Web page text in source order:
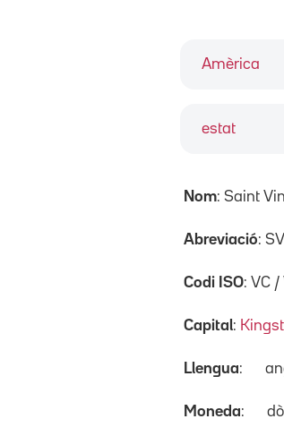
Amèrica
estat
Nom: Saint
Abreviació:
Codi ISO: VC /
Capital:
Llengua:
Moneda: